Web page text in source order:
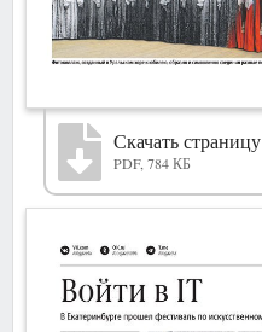
Скачать страницу
PDF, 784 КБ